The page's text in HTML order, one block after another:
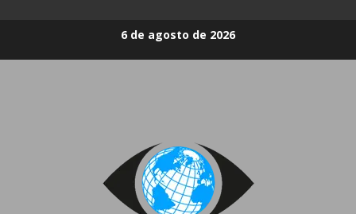
6 de agosto de 2026